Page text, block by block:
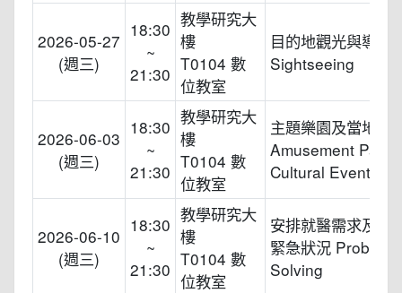
2026-05-27
(週三)
18:30
~
21:30
教學研究大
樓
T0104 數
位教室
目的地觀光與導覽
Sightseeing
2026-06-03
(週三)
18:30
~
21:30
教學研究大
樓
T0104 數
位教室
主題樂園及當地文
Amusement
Cultural Events
2026-06-10
(週三)
18:30
~
21:30
教學研究大
樓
T0104 數
位教室
安排就醫需求及協
緊急狀況 Problem
Solving